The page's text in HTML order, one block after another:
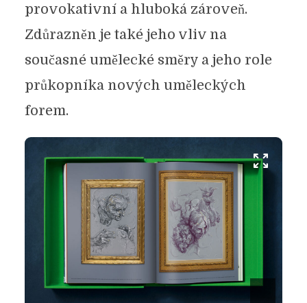
provokativní a hluboká zároveň.
Zdůrazněn je také jeho vliv na
současné umělecké směry a jeho role
průkopníka nových uměleckých
forem.